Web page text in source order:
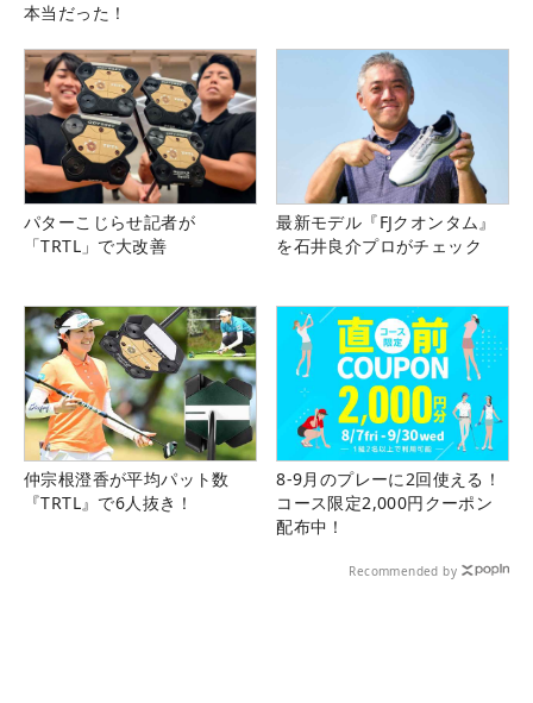
本当だった！
パターこじらせ記者が
「TRTL」で大改善
最新モデル『FJクオンタム』
を石井良介プロがチェック
仲宗根澄香が平均パット数
『TRTL』で6人抜き！
8-9月のプレーに2回使える！
コース限定2,000円クーポン
配布中！
Recommended by